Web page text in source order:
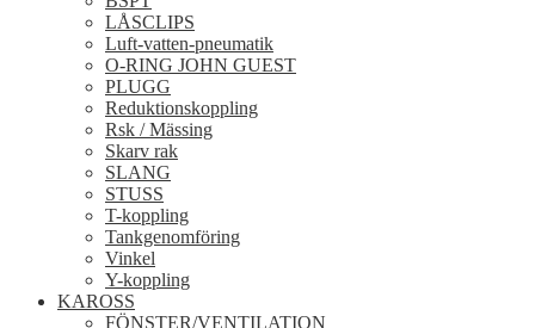
LÅSCLIPS
Luft-vatten-pneumatik
O-RING JOHN GUEST
PLUGG
Reduktionskoppling
Rsk / Mässing
Skarv rak
SLANG
STUSS
T-koppling
Tankgenomföring
Vinkel
Y-koppling
KAROSS
FÖNSTER/VENTILATION